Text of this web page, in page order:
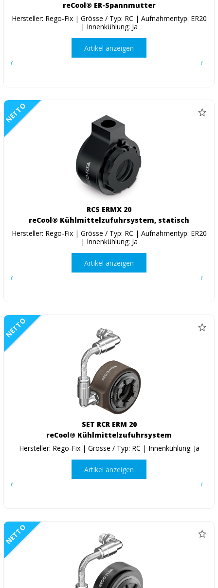
reCool® ER-Spannmutter
Hersteller: Rego-Fix | Grösse / Typ: RC | Aufnahmentyp: ER20
| Innenkühlung: Ja
Artikel anzeigen
NETTO
RCS ERMX 20
reCool® Kühlmittelzufuhrsystem, statisch
Hersteller: Rego-Fix | Grösse / Typ: RC | Aufnahmentyp: ER20
| Innenkühlung: Ja
Artikel anzeigen
NETTO
SET RCR ERM 20
reCool® Kühlmittelzufuhrsystem
Hersteller: Rego-Fix | Grösse / Typ: RC | Innenkühlung: Ja
Artikel anzeigen
NETTO